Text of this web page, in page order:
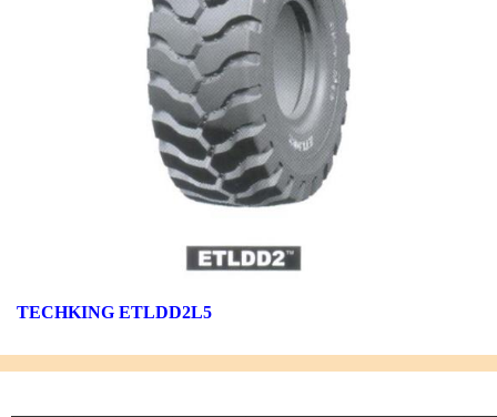
TECHKING ETLDD2L5